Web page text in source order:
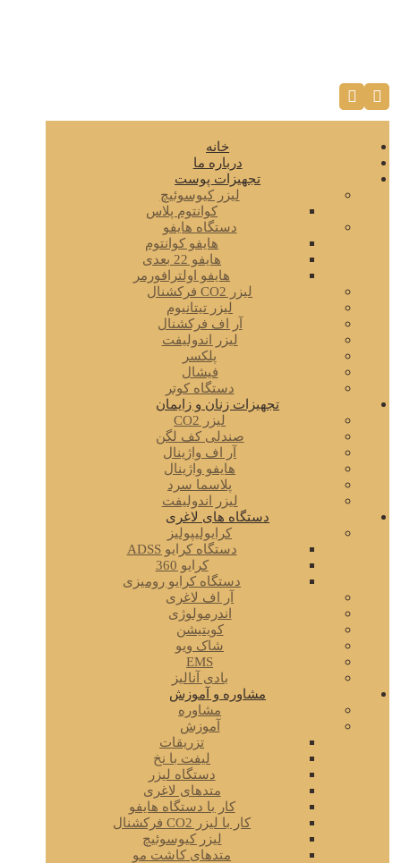
خانه
درباره ما
تجهیزات پوست
لیزر کیوسوئیچ
کوانتوم پلاس
دستگاه هایفو
هایفو کوانتوم
هایفو 22 بعدی
هایفو اولترافورمر
لیزر CO2 فرکشنال
لیزر تیتانیوم
آر اف فرکشنال
لیزر اندولیفت
پلکسر
فیشال
دستگاه کوتر
تجهیزات زنان و زایمان
لیزر CO2
صندلی کف لگن
آر اف واژینال
هایفو واژینال
پلاسما سرد
لیزر اندولیفت
دستگاه های لاغری
کرایولیپولیز
دستگاه کرایو ADSS
کرایو 360
دستگاه کرایو رومیزی
آر اف لاغری
اندرمولوژی
کویتیشن
شاک ویو
EMS
بادی آنالیز
مشاوره و آموزش
مشاوره
آموزش
تزریقات
لیفت با نخ
دستگاه لیزر
متدهای لاغری
کار با دستگاه هایفو
کار با لیزر CO2 فرکشنال
لیزر کیوسوئیچ
متدهای کاشت مو